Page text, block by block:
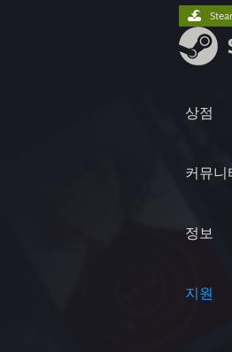
상점
커뮤니
정보
지원